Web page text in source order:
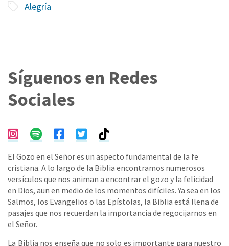
Alegría
Síguenos en Redes
Sociales
El Gozo en el Señor es un aspecto fundamental de la fe
cristiana. A lo largo de la Biblia encontramos numerosos
versículos que nos animan a encontrar el gozo y la felicidad
en Dios, aun en medio de los momentos difíciles. Ya sea en los
Salmos, los Evangelios o las Epístolas, la Biblia está llena de
pasajes que nos recuerdan la importancia de regocijarnos en
el Señor.
La Biblia nos enseña que no solo es importante para nuestro